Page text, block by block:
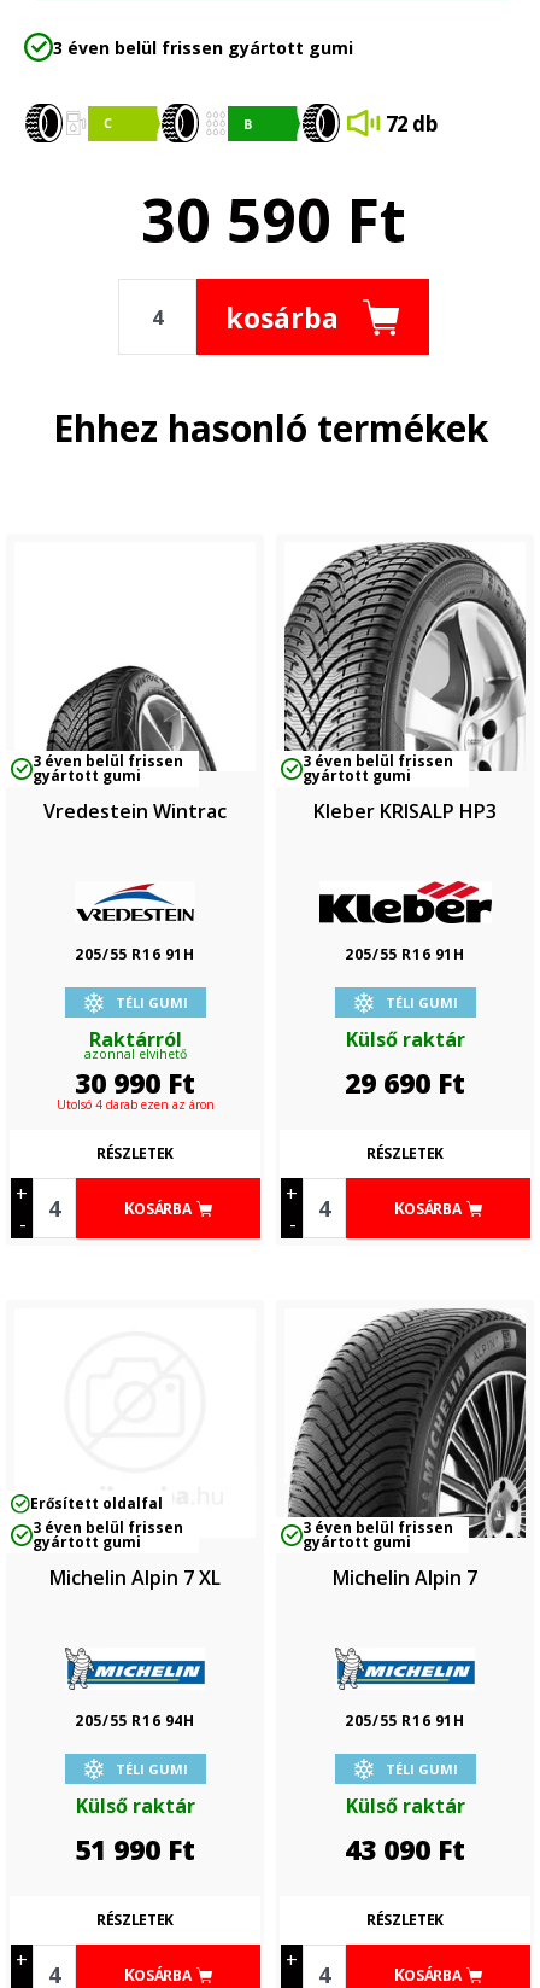
3 éven belül frissen gyártott gumi
72 db
30 590 Ft
kosárba
Ehhez hasonló termékek
3 éven belül frissen
gyártott gumi
Vredestein Wintrac
205/55 R16 91H
TÉLI GUMI
Raktárról
azonnal elvihető
30 990 Ft
Utolsó 4 darab ezen az áron
+
-
KOSÁRBA
RÉSZLETEK
3 éven belül frissen
gyártott gumi
Kleber KRISALP HP3
205/55 R16 91H
TÉLI GUMI
Külső raktár
29 690 Ft
+
-
KOSÁRBA
RÉSZLETEK
Erősített oldalfal
3 éven belül frissen
gyártott gumi
Michelin Alpin 7 XL
205/55 R16 94H
TÉLI GUMI
Külső raktár
51 990 Ft
+
KOSÁRBA
RÉSZLETEK
3 éven belül frissen
gyártott gumi
Michelin Alpin 7
205/55 R16 91H
TÉLI GUMI
Külső raktár
43 090 Ft
+
KOSÁRBA
RÉSZLETEK